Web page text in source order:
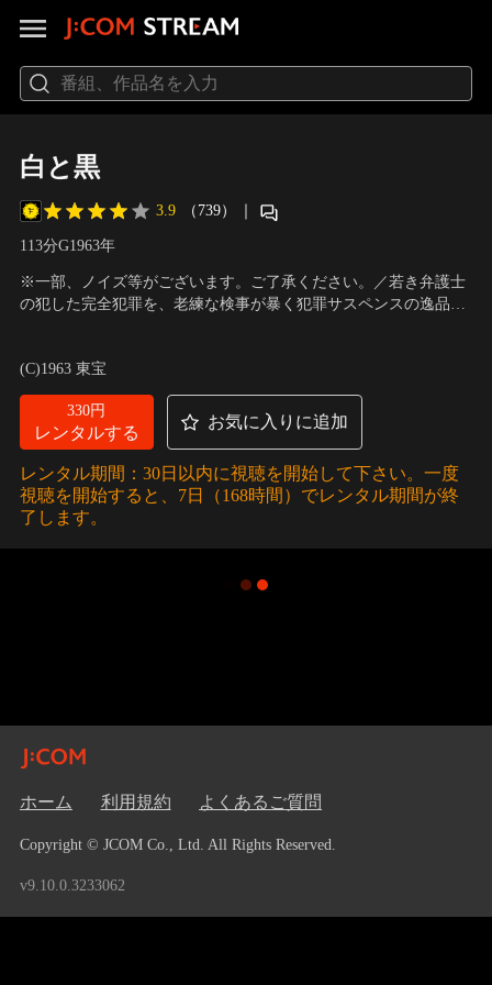
白と黒
3.9 （739） ｜
113分G1963年
※一部、ノイズ等がございます。ご了承ください。／若き弁護士
の犯した完全犯罪を、老練な検事が暴く犯罪サスペンスの逸品。
士・浜野は不倫関係にあった恩師の妻を発作的に殺す。その後、
窃盗犯・脇田が逮捕され…。
(C)1963 東宝
330円
レンタルする
お気に入りに追加
レンタル期間：30日以内に視聴を開始して下さい。一度
視聴を開始すると、7日（168時間）でレンタル期間が終
了します。
ホーム 利用規約 よくあるご質問
Copyright © JCOM Co., Ltd. All Rights Reserved.
v9.10.0.3233062